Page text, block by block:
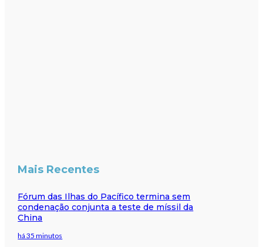
Mais Recentes
Fórum das Ilhas do Pacífico termina sem
condenação conjunta a teste de míssil da
China
há 35 minutos